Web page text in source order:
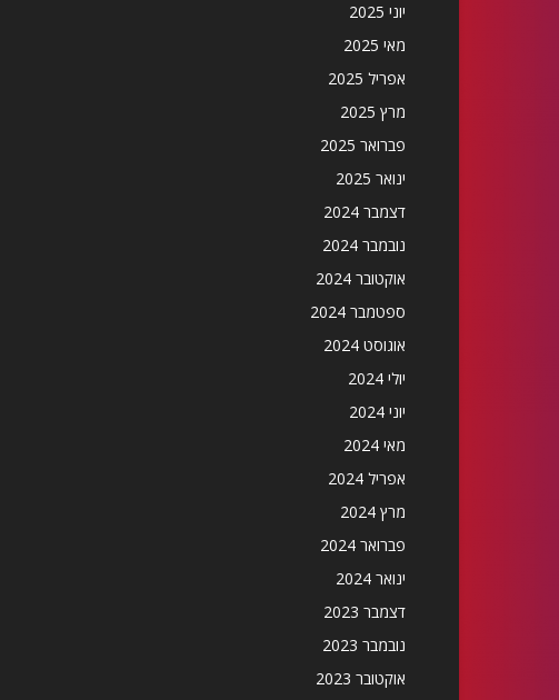
יוני 2025
מאי 2025
אפריל 2025
מרץ 2025
פברואר 2025
ינואר 2025
דצמבר 2024
נובמבר 2024
אוקטובר 2024
ספטמבר 2024
אוגוסט 2024
יולי 2024
יוני 2024
מאי 2024
אפריל 2024
מרץ 2024
פברואר 2024
ינואר 2024
דצמבר 2023
נובמבר 2023
אוקטובר 2023